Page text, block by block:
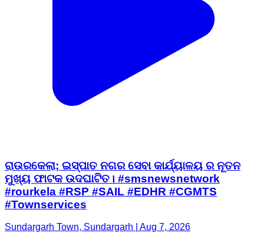
ରାଉରକେଲା; ଇସ୍ପାତ ନଗର ସେବା କାର୍ଯ୍ୟାଳୟ ର ନୂତନ
ମୁଖ୍ୟ ଫାଟକ ଉଦଘାଟିତ। #smsnewsnetwork
#rourkela #RSP #SAIL #EDHR #CGMTS
#Townservices
Sundargarh Town, Sundargarh | Aug 7, 2026